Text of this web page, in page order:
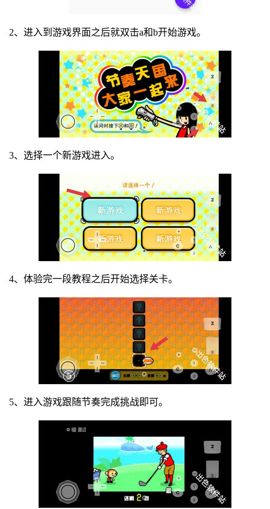
2、进入到游戏界面之后就双击a和b开始游戏。
3、选择一个新游戏进入。
4、体验完一段教程之后开始选择关卡。
5、进入游戏跟随节奏完成挑战即可。